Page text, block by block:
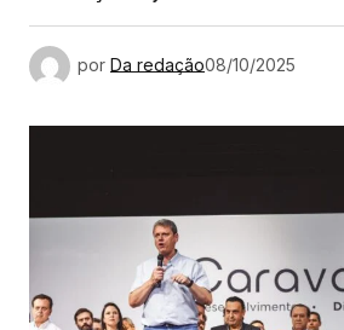
por Da redação08/10/2025